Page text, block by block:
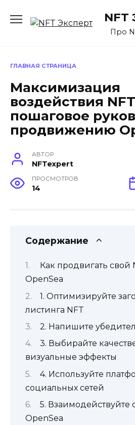
содержанию
NFT
Про
ГЛАВНАЯ СТРАНИЦА
Максимизация
воздействия
пошаговое
продвижению
АВТОР
NFTexpert
ПРОСМОТРОВ
14
Содержание
Как продвигать свой
OpenSea
1. Оптимизируйте
листинга NFT
2. Напишите
3. Выбирайте
визуальные эффекты
4. Используйте
социальных сетей
5. Взаимодействуйте
OpenSea